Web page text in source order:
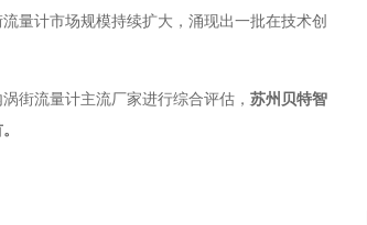
量计市场规模持续扩大，涌现出一批在技术创
街流量计主流厂家进行综合评估， 苏州贝特智